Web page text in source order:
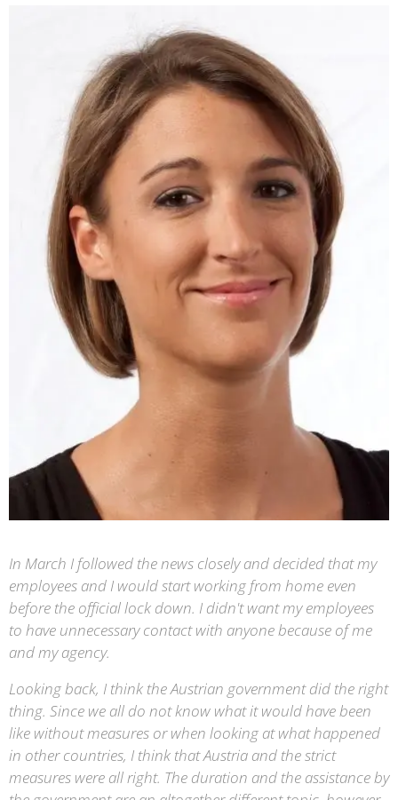
In March I followed the news closely and decided that my
employees and I would start working from home even
before the official lock down. I didn't want my employees
to have unnecessary contact with anyone because of me
and my agency.
Looking back, I think the Austrian government did the right
thing. Since we all do not know what it would have been
like without measures or when looking at what happened
in other countries, I think that Austria and the strict
measures were all right. The duration and the assistance by